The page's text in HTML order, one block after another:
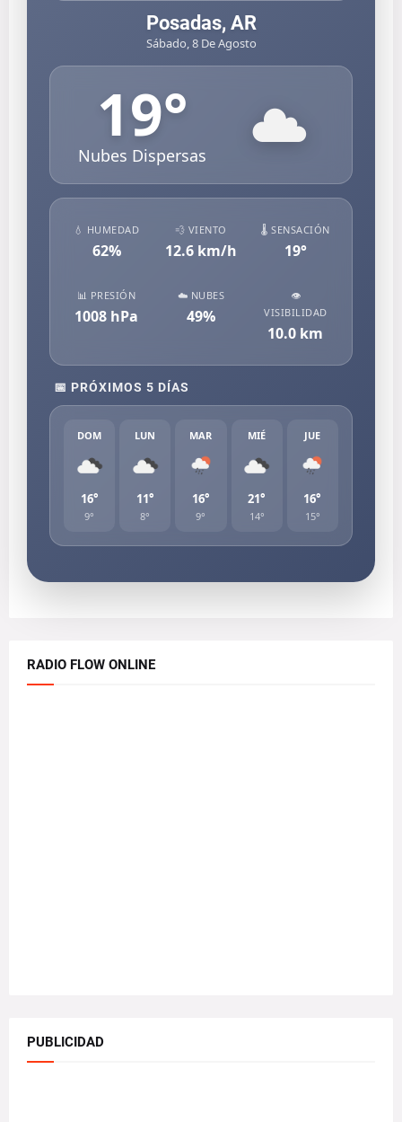
Posadas, AR
Sábado, 8 De Agosto
19°
Nubes Dispersas
💧 HUMEDAD
62%
💨 VIENTO
12.6km/h
🌡️ SENSACIÓN
19°
📊 PRESIÓN
1008 hPa
☁️ NUBES
49%
👁️
VISIBILIDAD
10.0 km
📅 PRÓXIMOS 5 DÍAS
DOM
16°
9°
LUN
11°
8°
MAR
16°
9°
MIÉ
21°
14°
JUE
16°
15°
RADIO FLOW ONLINE
PUBLICIDAD